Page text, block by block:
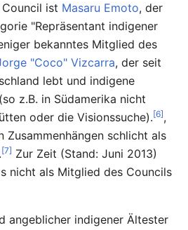
ist Masaru Emoto, der
"Repräsentant indigener
bekanntes Mitglied des
"Coco" Vizcarra, der seit
lebt und indigene
z.B. in Südamerika nicht
oder die Visionssuche).[6],
Zusammenhängen schlicht als
[7] Zur Zeit (Stand: Juni 2013)
nicht als Mitglied des Councils
angeblicher indigener Ältester